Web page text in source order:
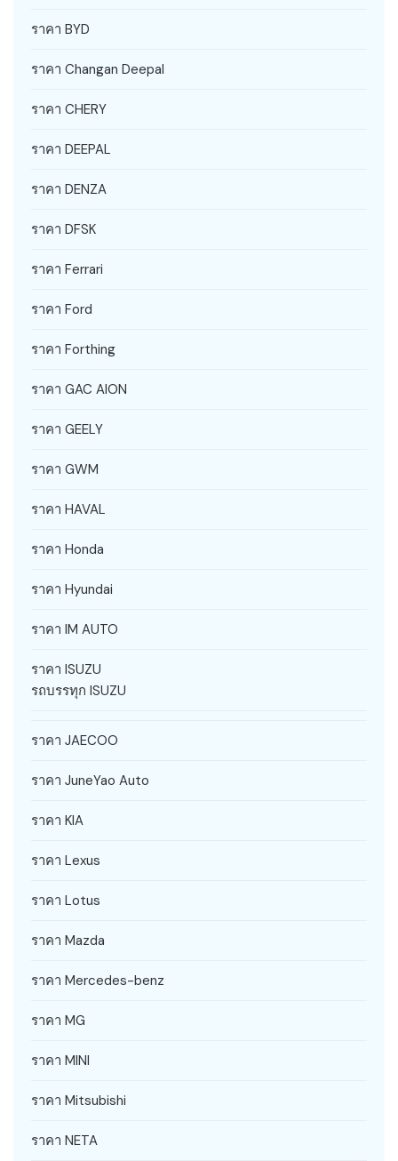
ราคา BYD
ราคา Changan Deepal
ราคา CHERY
ราคา DEEPAL
ราคา DENZA
ราคา DFSK
ราคา Ferrari
ราคา Ford
ราคา Forthing
ราคา GAC AION
ราคา GEELY
ราคา GWM
ราคา HAVAL
ราคา Honda
ราคา Hyundai
ราคา IM AUTO
ราคา ISUZU
รถบรรทุก ISUZU
ราคา JAECOO
ราคา JuneYao Auto
ราคา KIA
ราคา Lexus
ราคา Lotus
ราคา Mazda
ราคา Mercedes-benz
ราคา MG
ราคา MINI
ราคา Mitsubishi
ราคา NETA